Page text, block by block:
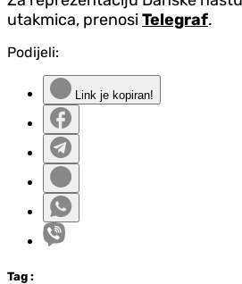
utakmica, prenosiTelegraf.
Podijeli:
Link je kopiran!
Tag :